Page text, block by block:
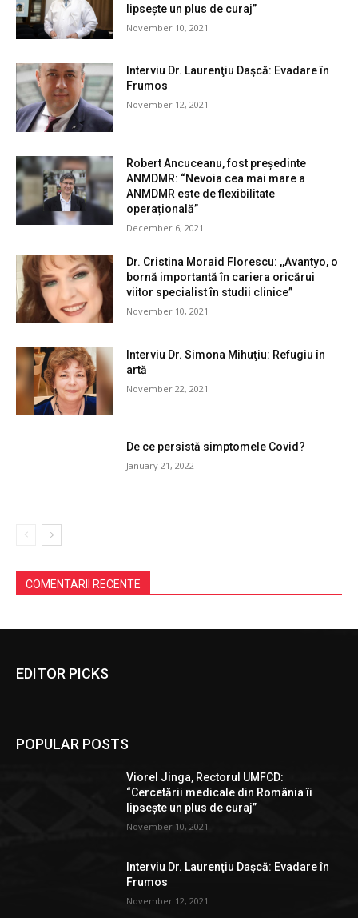
lipsește un plus de curaj”
November 10, 2021
Interviu Dr. Laurenţiu Daşcă: Evadare în
Frumos
November 12, 2021
Robert Ancuceanu, fost președinte
ANMDMR: “Nevoia cea mai mare a
ANMDMR este de flexibilitate
operațională”
December 6, 2021
Dr. Cristina Moraid Florescu: ,,Avantyo, o
bornă importantă în cariera oricărui
viitor specialist în studii clinice”
November 10, 2021
Interviu Dr. Simona Mihuţiu: Refugiu în
artă
November 22, 2021
De ce persistă simptomele Covid?
January 21, 2022
COMENTARII RECENTE
EDITOR PICKS
POPULAR POSTS
Viorel Jinga, Rectorul UMFCD:
“Cercetării medicale din România îi
lipsește un plus de curaj”
November 10, 2021
Interviu Dr. Laurenţiu Daşcă: Evadare în
Frumos
November 12, 2021